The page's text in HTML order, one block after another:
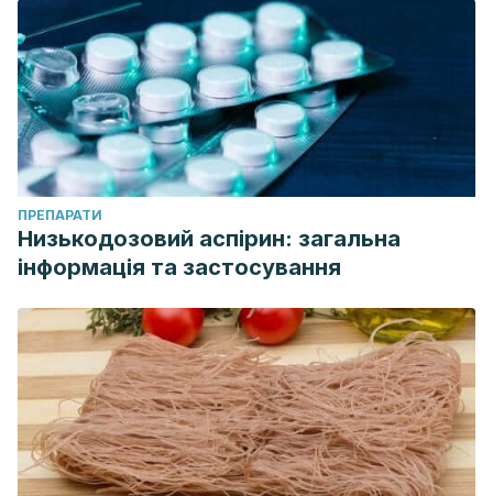
ПРЕПАРАТИ
Низькодозовий аспірин: загальна
інформація та застосування